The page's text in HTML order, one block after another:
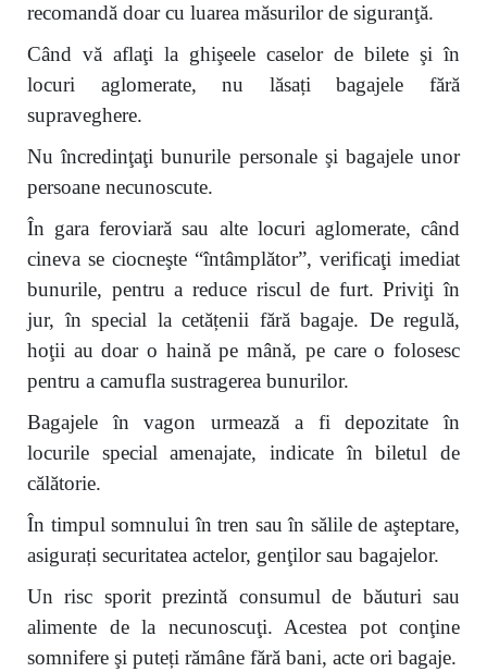
recomandă doar cu luarea măsurilor de siguranţă.
Când vă aflaţi la ghişeele caselor de bilete şi în
locuri aglomerate, nu lăsați bagajele fără
supraveghere.
Nu încredinţaţi bunurile personale şi bagajele unor
persoane necunoscute.
În gara feroviară sau alte locuri aglomerate, când
cineva se ciocneşte “întâmplător”, verificaţi imediat
bunurile, pentru a reduce riscul de furt. Priviţi în
jur, în special la cetățenii fără bagaje. De regulă,
hoţii au doar o haină pe mână, pe care o folosesc
pentru a camufla sustragerea bunurilor.
Bagajele în vagon urmează a fi depozitate în
locurile special amenajate, indicate în biletul de
călătorie.
În timpul somnului în tren sau în sălile de aşteptare,
asigurați securitatea actelor, genţilor sau bagajelor.
Un risc sporit prezintă consumul de băuturi sau
alimente de la necunoscuţi. Acestea pot conţine
somnifere şi puteți rămâne fără bani, acte ori bagaje.